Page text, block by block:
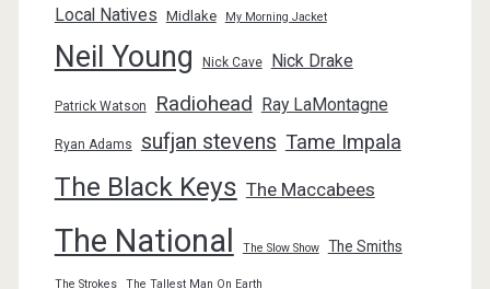
Local Natives Midlake My Morning Jacket
Neil Young Nick Cave Nick Drake
Patrick Watson Radiohead Ray LaMontagne
Ryan Adams sufjan stevens Tame Impala
The Black Keys The Maccabees
The National The Slow Show The Smiths
The Strokes The Tallest Man On Earth